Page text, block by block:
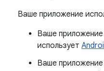
Ваше приложение
Ваше
использует
Ваше